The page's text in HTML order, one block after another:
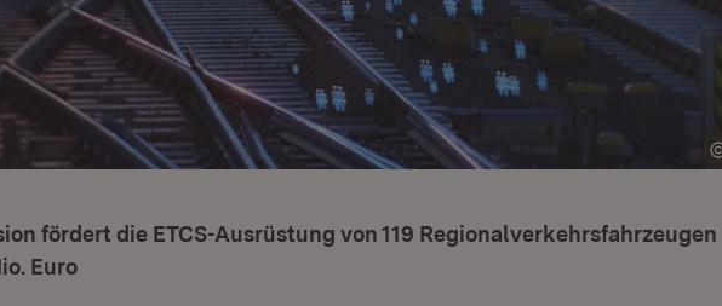
fördert die ETCS-Ausrüstung von 119 Regionalverkehrsfahrzeugen
Euro